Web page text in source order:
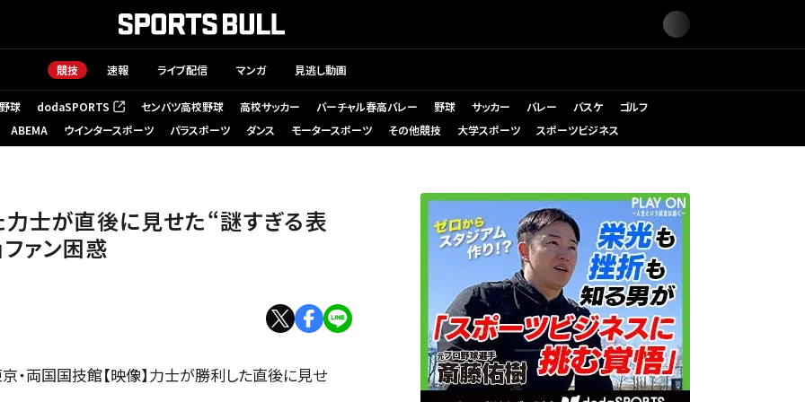
競技 速報 ライブ配信 マンガ 見逃し動画
球 dodaSPORTS
（新しいタブで開く） センバツ高校野球 高校サッカー バーチャル春高バレー 野球 サッカー バレー バスケ
ゴルフ
ABEMA
ウインタースポーツ パラスポーツ ダンス モータースポーツ その他競技 大学スポーツ スポーツビジネス
力士が直後に見せた“謎すぎる表
ファン困惑
国国技館【映像】力士が勝利した直後に見せ